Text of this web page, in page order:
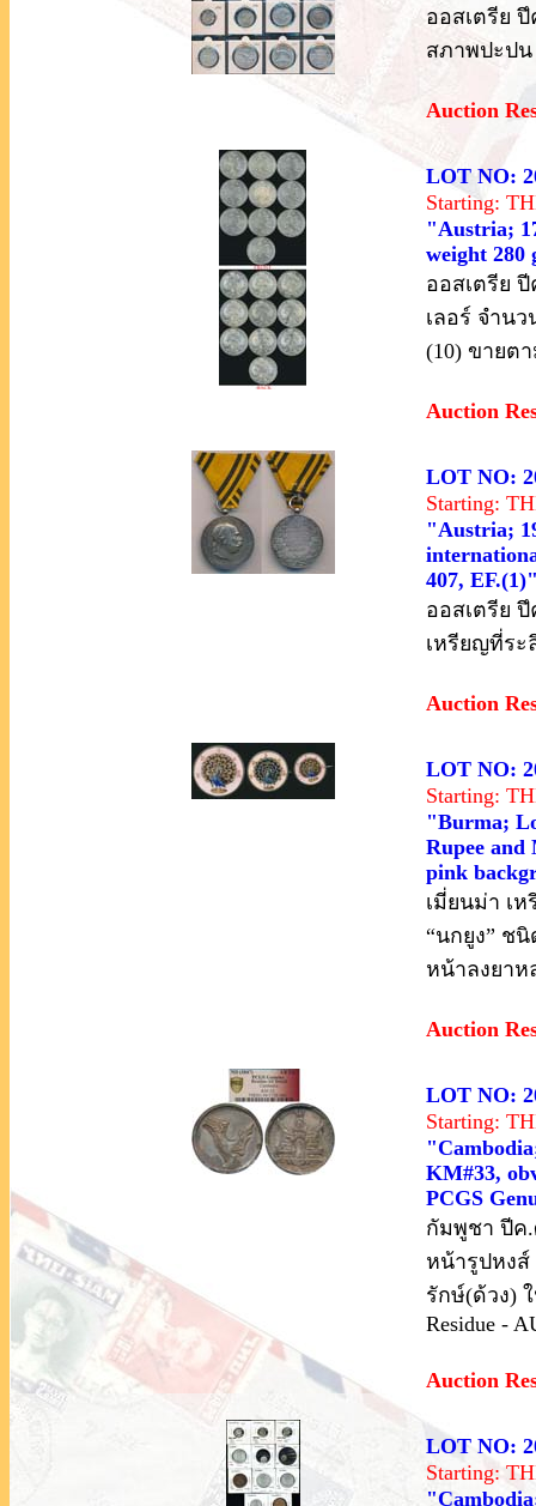
ออสเตรีย
สภาพปะปน
Auction
LOT NO:
Starting:
"Austria;
weight 280
ออสเตรีย
เลอร์ จำน
(10) ขายต
Auction
LOT NO:
Starting:
"Austria;
407,
ออสเตรีย
เหรียญที่ระ
Auction
LOT NO:
Starting:
"Burma;
Rupee and
pink
เมี่ยนม่า เห
“นกยูง” ช
หน้าลงยา
Auction
LOT NO:
Starting:
KM#33,
PCGS
กัมพูชา ปีค.
หน้ารูปหง
รักษ์(ด้วง)
Residue -
Auction
LOT NO:
Starting: